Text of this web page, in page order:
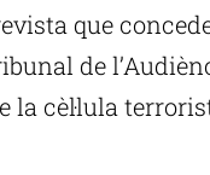
que
de
la cèl·lula